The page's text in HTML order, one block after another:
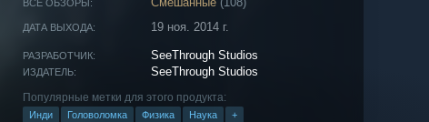
ВСЕ ОБЗОРЫ:
ДАТА ВЫХОДА: 19 ноя. 2014 г.
РАЗРАБОТЧИК: SeeThrough Studios
ИЗДАТЕЛЬ: SeeThrough Studios
Популярные метки для этого продукта:
Инди Головоломка Физика Наука +